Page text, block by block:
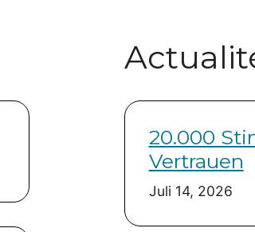
20.000
Vertrauen
Juli 14, 2026